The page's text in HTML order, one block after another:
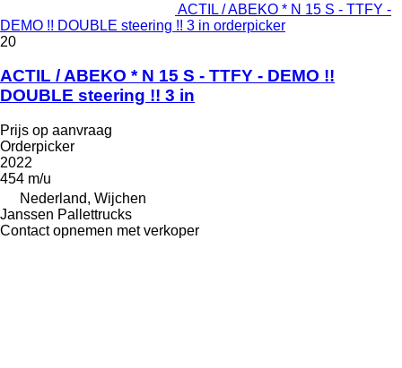
ACTIL / ABEKO * N 15 S - TTFY -
DEMO !! DOUBLE steering !! 3 in orderpicker
20
ACTIL / ABEKO * N 15 S - TTFY - DEMO !!
DOUBLE steering !! 3 in
Prijs op aanvraag
Orderpicker
2022
454 m/u
Nederland, Wijchen
Janssen Pallettrucks
Contact opnemen met verkoper